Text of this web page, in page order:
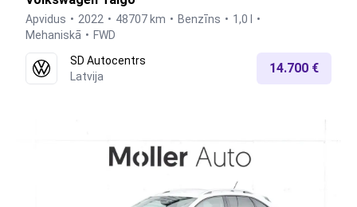
Apvidus 2022 48707 km Benzīns
1,0 l
Mehaniskā
FWD
SD Autocentrs
Latvija
14.700 €